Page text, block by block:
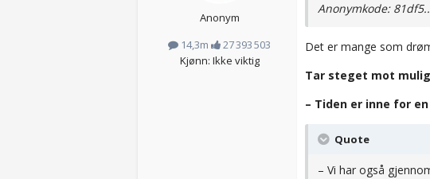
Anonym
14,3m
27 393 503
Kjønn: Ikke viktig
Anonymkode:
Det er mange som
Tar steget mot
– Tiden er inne for
Quote
– Vi har også